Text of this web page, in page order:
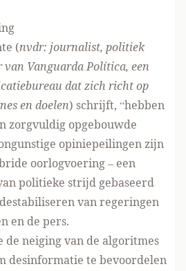
(nvdr: journalist, politiek
Vanguarda Política, een
dat zich richt op
en doelen) schrijft, “hebben
zorgvuldig opgebouwde
opiniepeilingen zijn
oorlogvoering – een
politieke strijd gebaseerd
van regeringen
en de pers.
de neiging van de algoritmes
desinformatie te bevoordelen